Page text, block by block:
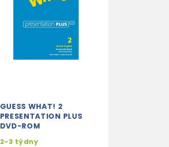
GUESS WHAT! 2
PRESENTATION PLUS
DVD-ROM
2-3 týdny